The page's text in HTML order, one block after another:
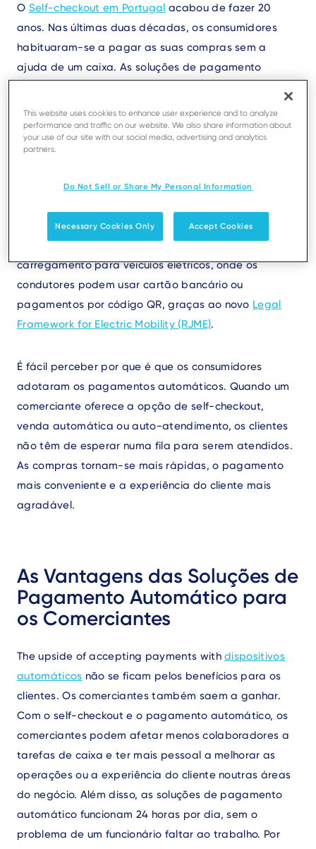
Text
O Self-checkout em Portugal acabou de fazer 20
anos. Nas últimas duas décadas, os consumidores
habituaram-se a pagar as suas compras sem a
ajuda de um caixa. As soluções de pagamento
supermercados e lojas de retalho especializado,
dando aos consumidores autonomia noutros
contextos. Hoje em dia, as pessoas pagam de forma
restaurantes de fast-food, onde fazem a encomenda
nas máquinas de venda automática. Também fazem
pagamentos automáticos nas estações de
carregamento para veículos elétricos, onde os
condutores podem usar cartão bancário ou
pagamentos por código QR, graças ao novo Legal
Framework for Electric Mobility (RJME).
É fácil perceber por que é que os consumidores
adotaram os pagamentos automáticos. Quando um
comerciante oferece a opção de self-checkout,
venda automática ou auto-atendimento, os clientes
não têm de esperar numa fila para serem atendidos.
As compras tornam-se mais rápidas, o pagamento
mais conveniente e a experiência do cliente mais
agradável.
As Vantagens das Soluções de
Pagamento Automático para
os Comerciantes
The upside of accepting payments withdispositivos
automáticos não se ficam pelos benefícios para os
clientes. Os comerciantes também saem a ganhar.
Com o self-checkout e o pagamento automático, os
comerciantes podem afetar menos colaboradores a
tarefas de caixa e ter mais pessoal a melhorar as
operações ou a experiência do cliente noutras áreas
do negócio. Além disso, as soluções de pagamento
automático funcionam 24 horas por dia, sem o
problema de um funcionário faltar ao trabalho. Por
This website uses cookies to enhance user experience and to analyze
performance and traffic on our website. We also share information about
your use of our site with our social media, advertising and analytics
partners.
Do Not Sell or Share My Personal Information
Necessary Cookies Only Accept Cookies